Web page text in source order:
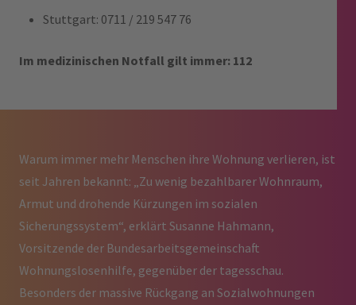
Stuttgart: 0711 / 219 547 76
Im medizinischen Notfall gilt immer: 112
Warum immer mehr Menschen ihre Wohnung verlieren, ist
seit Jahren bekannt: „Zu wenig bezahlbarer Wohnraum,
Armut und drohende Kürzungen im sozialen
Sicherungssystem“, erklärt Susanne Hahmann,
Vorsitzende der Bundesarbeitsgemeinschaft
Wohnungslosenhilfe, gegenüber der tagesschau.
Besonders der massive Rückgang an Sozialwohnungen